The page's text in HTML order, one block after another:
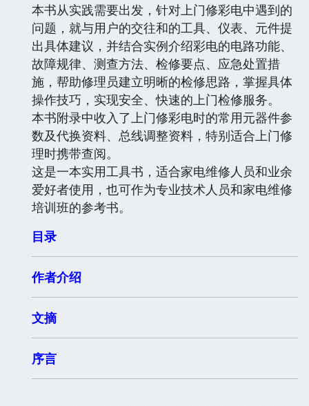
本书从实践需要出发，针对上门修彩电中遇到的
问题，就与用户的交往和的工具、仪表、元件提
出具体建议，并结合实例介绍彩电的电路功能、
故障规律、测查方法、检修要点、应急处置措
施，帮助修理员建立明晰的检修思路，掌握具体
操作技巧，实现安全、快速的上门检修服务。
本书附录中收入了上门修彩电时的常用元器件参
数及代换资料、总线调整资料，特别适合上门修
理时携带查阅。
这是一本实用工具书，适合家电维修人员和业余
爱好者使用，也可作为专业技术人员和家电维修
培训班的参考书。
目录
作者介绍
文摘
序言